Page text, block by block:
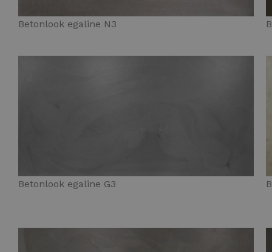
Betonlook egaline N3
Betonlook egaline G3